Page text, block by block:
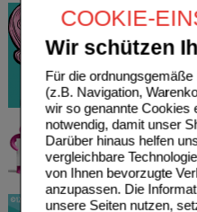
COOKIE-
Wir schützen
Für die
(z.B. Navigation,
wir so genannte Cookies
notwendig, damit unser
Darüber hinaus helfen
vergleichbare
von Ihnen bevorzugte
anzupassen. Die
unsere Seiten nutzen,